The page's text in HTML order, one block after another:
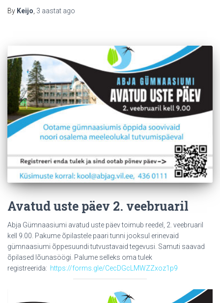
By Keijo 3 aastat ago
Avatud uste päev 2. veebruaril
Abja Gümnaasiumi avatud uste päev toimub reedel, 2. veebruaril
kell 9.00. Pakume õpilastele paari tunni jooksul erinevaid
gümnaasiumi õppesuundi tutvustavaid tegevusi. Samuti saavad
õpilased lõunasöögi. Palume selleks oma tulek
registreerida: https://forms.gle/CecDGcLMWZZxoz1p9